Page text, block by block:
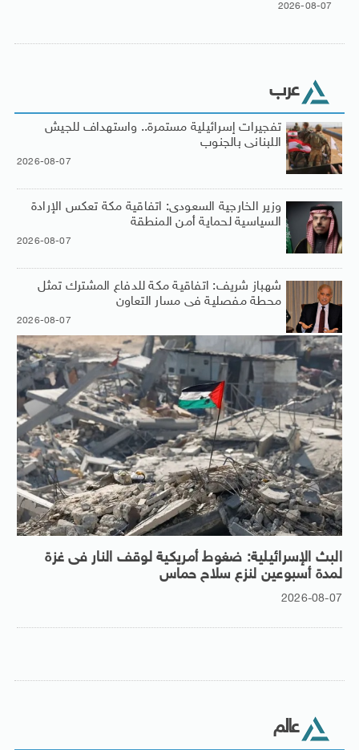
2026-08-07
عرب
تفجيرات إسرائيلية مستمرة.. واستهداف للجيش
اللبنانى بالجنوب
2026-08-07
وزير الخارجية السعودى: اتفاقية مكة تعكس الإرادة
السياسية لحماية أمن المنطقة
2026-08-07
شهباز شريف: اتفاقية مكة للدفاع المشترك تمثل
محطة مفصلية فى مسار التعاون
2026-08-07
البث الإسرائيلية: ضغوط أمريكية لوقف النار فى غزة
لمدة أسبوعين لنزع سلاح حماس
2026-08-07
عالم